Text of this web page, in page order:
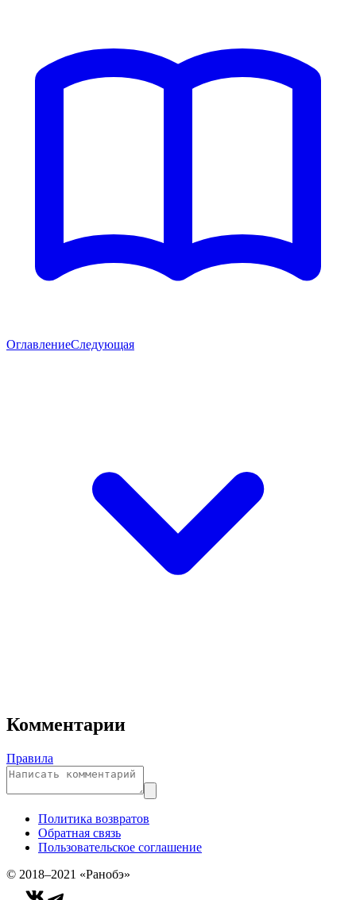
ОглавлениеСледующая
Комментарии
Правила
Политика возвратов
Обратная связь
Пользовательское соглашение
© 2018–2021 «Ранобэ»